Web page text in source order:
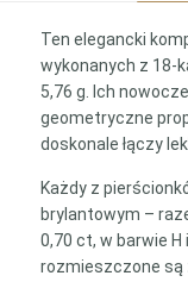
Ten elegancki
wykonanych z 18-
5,76 g. Ich
geometryczne
doskonale łączy
Każdy z
brylantowym –
0,70 ct, w barwie
rozmieszczone są